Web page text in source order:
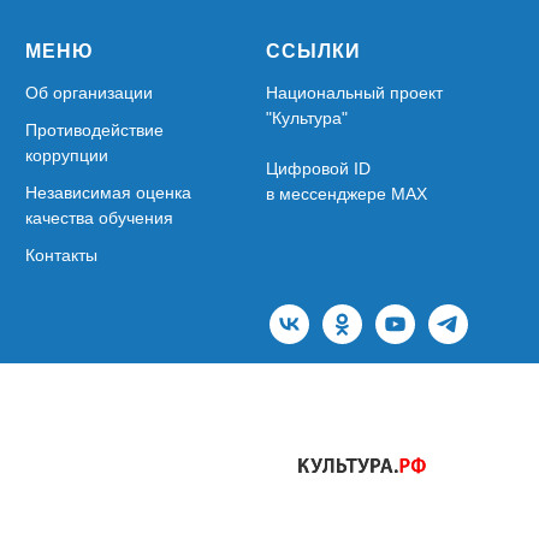
МЕНЮ
Об организации
Противодействие
коррупции
Независимая оценка
качества обучения
Контакты
ССЫЛКИ
Национальный проект
"Культура"
Цифровой ID
в мессенджере MAX